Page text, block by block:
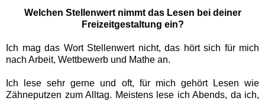
Welchen Stellenwert nimmt das Lesen bei deiner
Freizeitgestaltung ein?
Ich mag das Wort Stellenwert nicht, das hört sich für mich
nach Arbeit, Wettbewerb und Mathe an.
Ich lese sehr gerne und oft, für mich gehört Lesen wie
Zähneputzen zum Alltag. Meistens lese ich Abends, da ich,